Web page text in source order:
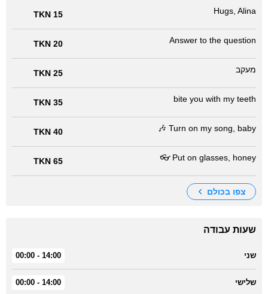
Hugs, Alina
15 TKN
Answer to the question
20 TKN
מעקב 25 TKN
bite you with my teeth
35 TKN
Turn on my song, baby 🎶
40 TKN
Put on glasses, honey 👓
65 TKN
צפו בכולם
שעות עבודה
שני 14:00 - 00:00
שלישי 14:00 - 00:00